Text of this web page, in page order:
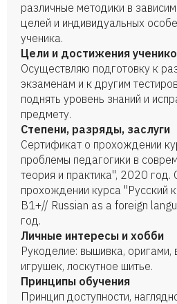
различные методики в
целей и индивидуальных
ученика.
Цели и достижения
Осуществляю подготовку к
экзаменам и к другим
поднять уровень знаний и
предмету.
Степени, разряды, заслуги
Сертификат о прохождении
проблемы педагогики в
теория и практика", 2020 год.
прохождении курса "Русский
В1+// Russian as a foreign
год.
Личные интересы и хобби
Рукоделие: вышивка, оригами,
игрушек, лоскутное шитье.
Принципы обучения
Принцип доступности,